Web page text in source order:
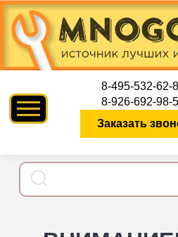
8-495-532-62-
8-926-692-98-
Заказать